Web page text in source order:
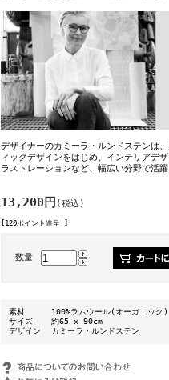
デザイナーのカミーラ・ルンドステンは
ィックデザインをはじめ、インテリアデ
ラストレーションなど、幅広い分野で活躍
13,200円 (税込)
[120ポイント進呈 ]
数量
素材
100%ラムウール(オーガニック)
サイズ
約65 x 90cm
デザイン
カミーラ・ルンドステン